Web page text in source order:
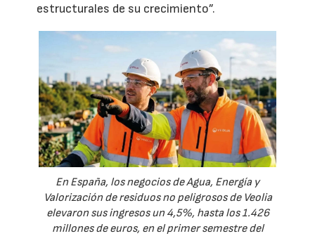
estructurales de su crecimiento”.
En España, los negocios de Agua, Energía y
Valorización de residuos no peligrosos de Veolia
elevaron sus ingresos un 4,5%, hasta los 1.426
millones de euros, en el primer semestre del